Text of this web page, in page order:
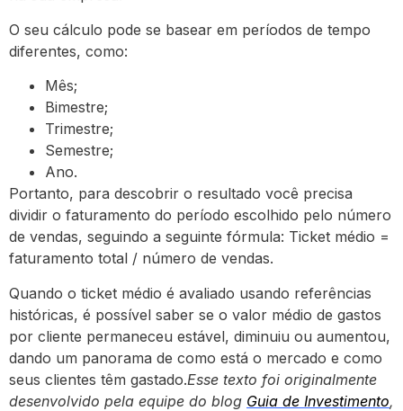
O seu cálculo pode se basear em períodos de tempo
diferentes, como:
Mês;
Bimestre;
Trimestre;
Semestre;
Ano.
Portanto, para descobrir o resultado você precisa
dividir o faturamento do período escolhido pelo número
de vendas, seguindo a seguinte fórmula: Ticket médio =
faturamento total / número de vendas.
Quando o ticket médio é avaliado usando referências
históricas, é possível saber se o valor médio de gastos
por cliente permaneceu estável, diminuiu ou aumentou,
dando um panorama de como está o mercado e como
seus clientes têm gastado.Esse texto foi originalmente
desenvolvido pela equipe do blog Guia de Investimento,